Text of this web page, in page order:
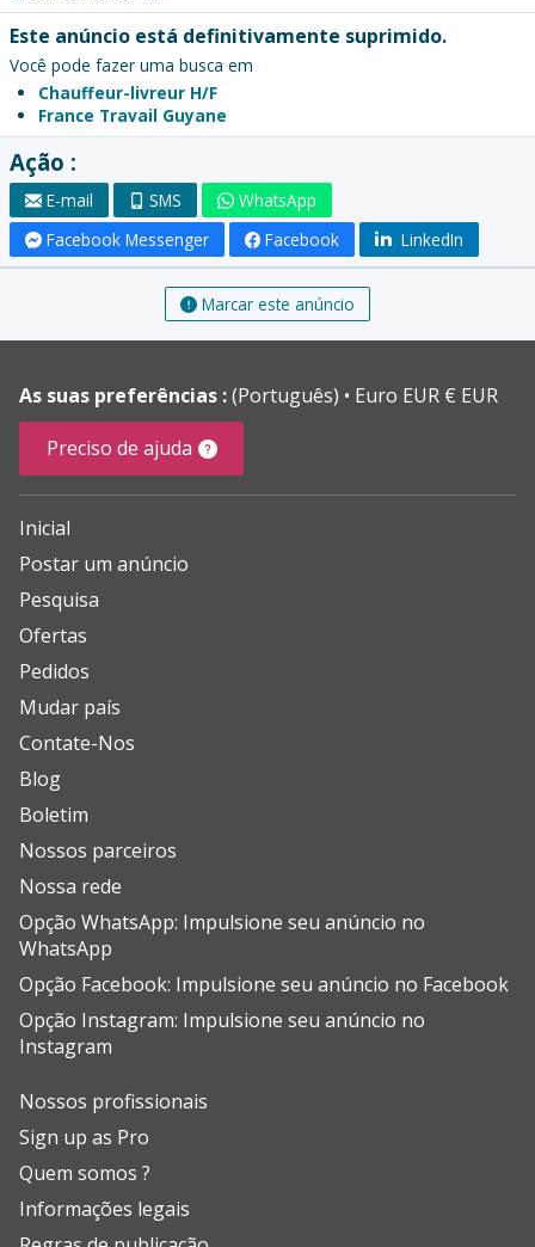
Este anúncio está definitivamente suprimido.
Você pode fazer uma busca em
Chauffeur-livreur H/F
France Travail Guyane
Ação :
E-mail SMS
WhatsApp
Facebook Messenger
Facebook LinkedIn
Marcar este anúncio
As suas preferências :(Português)
Euro EUR € EUR
Preciso de ajuda
Inicial
Postar um anúncio
Pesquisa
Ofertas
Pedidos
Mudar país
Contate-Nos
Blog
Boletim
Nossos parceiros
Nossa rede
Opção WhatsApp: Impulsione seu anúncio no
WhatsApp
Opção Facebook: Impulsione seu anúncio no Facebook
Opção Instagram: Impulsione seu anúncio no
Instagram
Nossos profissionais
Sign up as Pro
Quem somos ?
Informações legais